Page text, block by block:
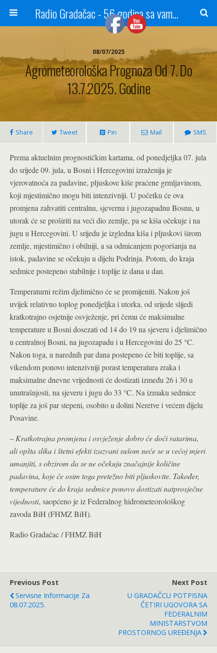
Radio Gradačac - 56 godina sa vama...
08/07/2025
Agrometeorološka Prognoza Od 7. Do
13.7.2025. Godine
Share Tweet Pin Mail SMS
Prema aktuelnim prognostičkim kartama, od ponedjeljka 07. jula
do srijede 09. jula, u Bosni i Hercegovini izraženija je
vjerovatnoća za padavine, pljuskove kiše praćene grmljavinom,
koji mjestimično mogu biti intenzivniji. U početku će ova
promjena zahvatiti centralnu, sjevernu i jugozapadnu Bosnu, u
utorak će se proširiti na veći dio zemlje, pa se kiša očekuje i na
jugu u Hercegovini. U srijedu je izgledna kiša i pljuskovi širom
zemlje, mjestimično i obilniji, a sa odmicanjem pogoršanja na
istok, padavine se očekuju u dijelu Podrinja. Potom, do kraja
sedmice postepeno stabilnije i toplije iz dana u dan.
Temperaturni režim djelimično će se promijeniti. Nakon još
uvijek relativno toplog ponedjeljka i utorka, od srijede slijedi
kratkotrajno osjetnije osvježenje, pri čemu će maksimalne
temperature u Bosni dosezati od 14 do 19 na sjeveru i djelimično
u centralnoj Bosni, na jugozapadu i u Hercegovini do 25 °C.
Nakon toga, u narednih par dana postepeno će biti toplije, sa
vikendom ponovo intenzivniji porast temperatura zraka i
maksimalne dnevne vrijednosti će dostizati između 26 i 30 u
unutrašnjosti, na sjeveru i jugu do 33 °C. Na izmaku sedmice
toplije za još par stepeni, osobito u dolini Neretve i većem dijelu
Posavine.
– Kratkotrajna promjena i osvježenje dobro će doći ratarima,
ali opšta slika i štetni efekti izazvani sušom neće se u većoj mjeri
umanjiti, s obzirom da se ne očekuju značajnije količine
padavina, koje će osim toga pretežno biti pljuskovite. Također,
temperature će do kraja sedmice ponovo dostizati natprosječne
vijednosti, saopćeno je iz Federalnog hidrometeorološkog
zavoda BiH (FHMZ BiH).
Radio Gradačac / FHMZ BiH
Previous Post
Servisne Informacije Za
08.07.2025.
Next Post
U GRADAČCU POTPISNA
ČETIRI UGOVORA SA
FEDERALNIM
MINISTARSTVOM
PROSTORNOG UREĐENJA